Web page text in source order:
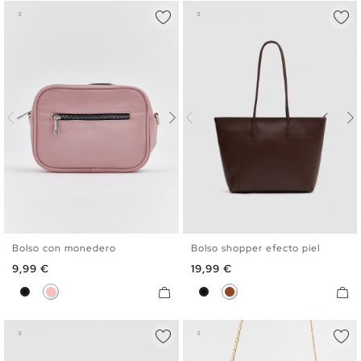
Bolso con monedero
Precio
9,99 €
NegroRosa
Bolso shopper efecto piel
Precio
19,99 €
NegroMarrón